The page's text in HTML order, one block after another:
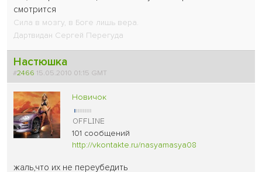
смотрится
Сила в мозгу, в Боге лишь вера.
Дартвидан Сергей Перегуда
Настюшка
#2466 15.05.2010 01:15 GMT
Новичок
101 сообщений
http://vkontakte.ru/nasyamasya08
жаль,что их не переубедить